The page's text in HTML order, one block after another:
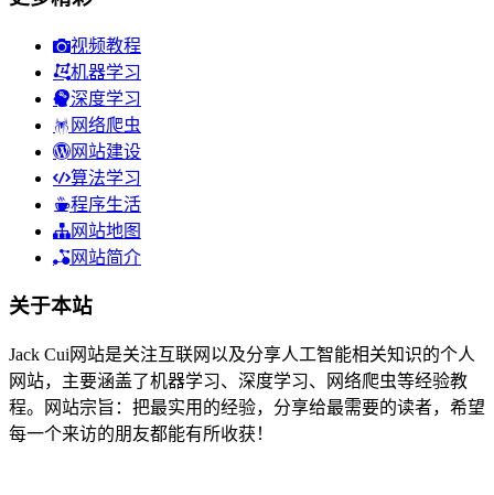
视频教程
机器学习
深度学习
网络爬虫
网站建设
算法学习
程序生活
网站地图
网站简介
关于本站
Jack Cui网站是关注互联网以及分享人工智能相关知识的个人
网站，主要涵盖了机器学习、深度学习、网络爬虫等经验教
程。网站宗旨：把最实用的经验，分享给最需要的读者，希望
每一个来访的朋友都能有所收获！